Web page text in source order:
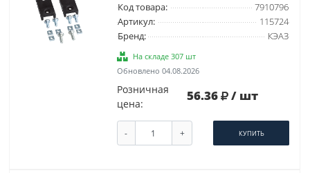
Код товара:
7910796
Артикул:
115724
Бренд:
КЭАЗ
На складе 307 шт
Обновлено 04.08.2026
Розничная
цена:
56.36 / шт
- + КУПИТЬ